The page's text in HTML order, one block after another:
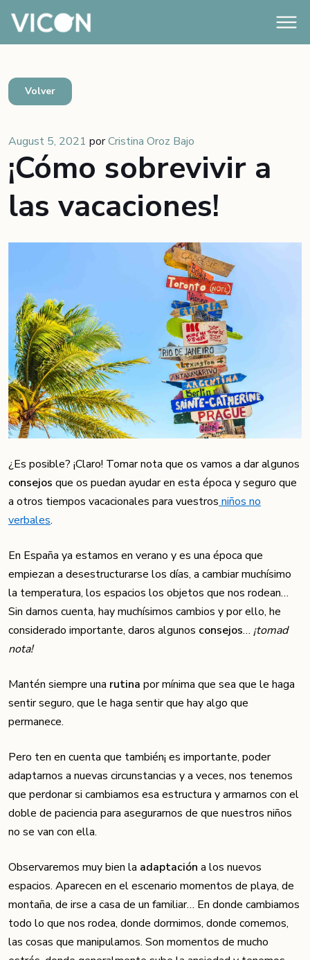
Volver
August 5, 2021 porCristina Oroz Bajo
¡Cómo sobrevivir a
las vacaciones!
¿Es posible? ¡Claro! Tomar nota que os vamos a dar algunos
consejos que os puedan ayudar en esta época y seguro que
a otros tiempos vacacionales para vuestros niños no
verbales.
En España ya estamos en verano y es una época que
empiezan a desestructurarse los días, a cambiar muchísimo
la temperatura, los espacios los objetos que nos rodean…
Sin darnos cuenta, hay muchísimos cambios y por ello, he
considerado importante, daros algunos consejos… ¡tomad
nota!
Mantén siempre una rutina por mínima que sea que le haga
sentir seguro, que le haga sentir que hay algo que
permanece.
Pero ten en cuenta que también¡ es importante, poder
adaptarnos a nuevas circunstancias y a veces, nos tenemos
que perdonar si cambiamos esa estructura y armarnos con el
doble de paciencia para asegurarnos de que nuestros niños
no se van con ella.
Observaremos muy bien la adaptación a los nuevos
espacios. Aparecen en el escenario momentos de playa, de
montaña, de irse a casa de un familiar… En donde cambiamos
todo lo que nos rodea, donde dormimos, donde comemos,
las cosas que manipulamos. Son momentos de mucho